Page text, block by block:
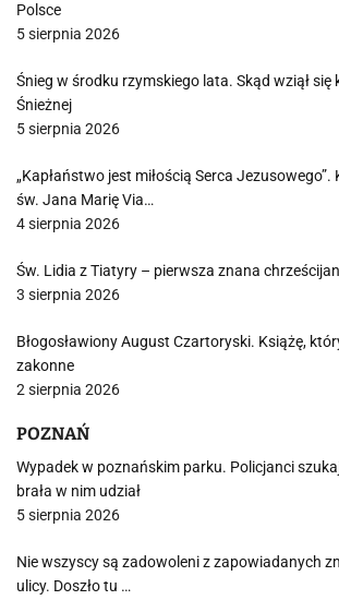
Polsce
5 sierpnia 2026
Śnieg w środku rzymskiego lata. Skąd wziął się
Śnieżnej
5 sierpnia 2026
„Kapłaństwo jest miłością Serca Jezusowego”.
św. Jana Marię Via…
4 sierpnia 2026
Św. Lidia z Tiatyry – pierwsza znana
3 sierpnia 2026
Błogosławiony August Czartoryski. Książę,
zakonne
2 sierpnia 2026
POZNAŃ
Wypadek w poznańskim parku. Policjanci
brała w nim udział
5 sierpnia 2026
Nie wszyscy są zadowoleni z zapowiadanych
ulicy. Doszło tu …